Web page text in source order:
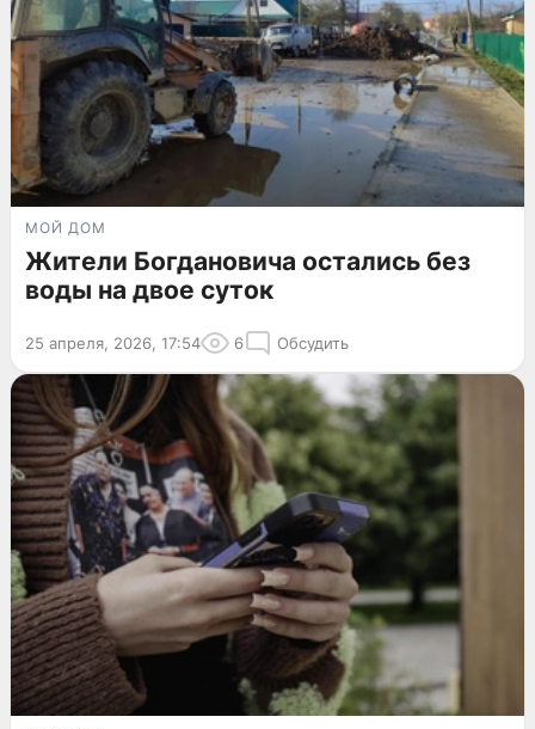
МОЙ ДОМ
Жители Богдановича остались без
воды на двое суток
25 апреля, 2026, 17:54 6 Обсудить